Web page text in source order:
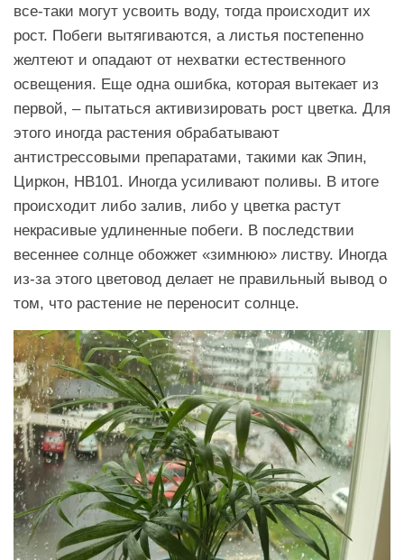
все-таки могут усвоить воду, тогда происходит их
рост. Побеги вытягиваются, а листья постепенно
желтеют и опадают от нехватки естественного
освещения. Еще одна ошибка, которая вытекает из
первой, – пытаться активизировать рост цветка. Для
этого иногда растения обрабатывают
антистрессовыми препаратами, такими как Эпин,
Циркон, HB101. Иногда усиливают поливы. В итоге
происходит либо залив, либо у цветка растут
некрасивые удлиненные побеги. В последствии
весеннее солнце обожжет «зимнюю» листву. Иногда
из-за этого цветовод делает не правильный вывод о
том, что растение не переносит солнце.